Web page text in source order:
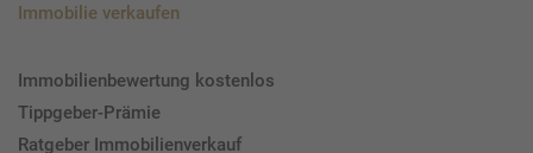
Immobilie verkaufen
Immobilienbewertung kostenlos
Tippgeber-Prämie
Ratgeber Immobilienverkauf